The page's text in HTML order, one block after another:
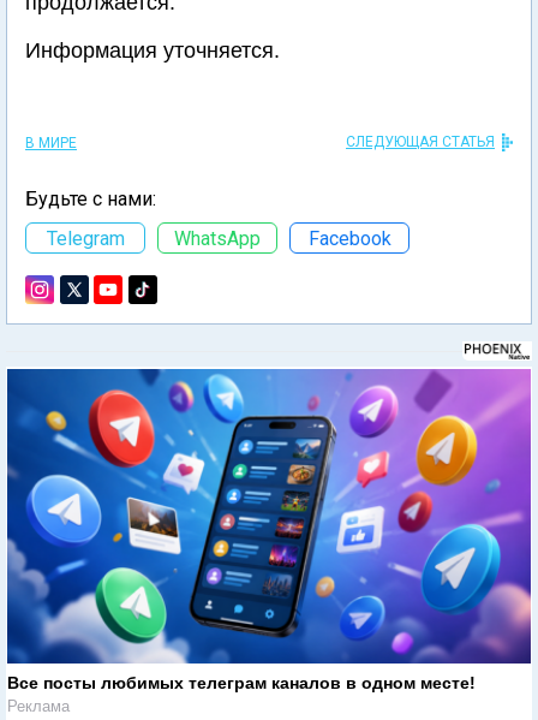
Информация уточняется.
В МИРЕ СЛЕДУЮЩАЯ СТАТЬЯ
Будьте с нами:
Telegram
WhatsApp Facebook
Все посты любимых телеграм каналов в одном месте!
Реклама